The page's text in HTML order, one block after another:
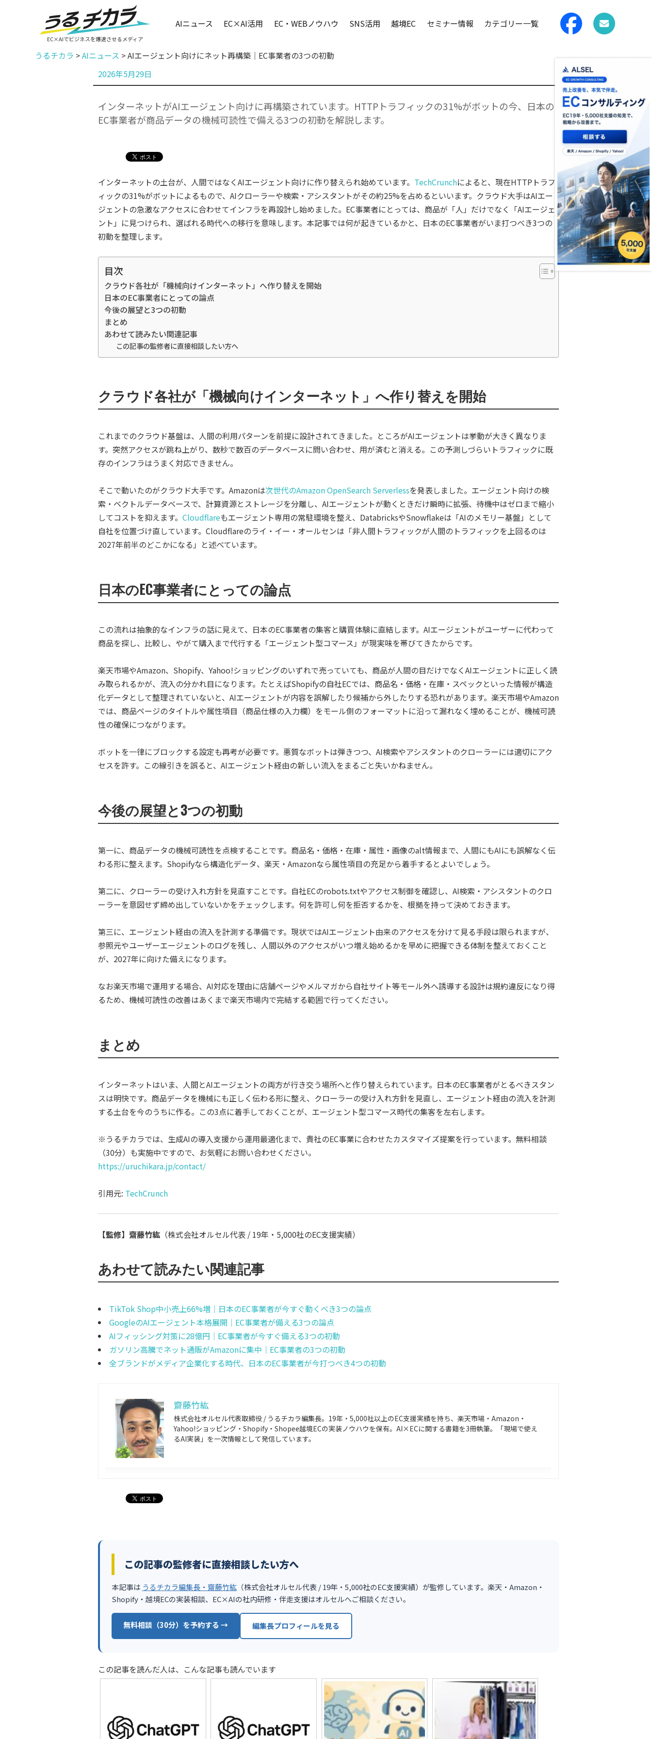
EC×AIでビジネスを爆速させるメディア
AIニュース EC×AI活用 EC・WEBノウハウ SNS活用 越境EC セミナー情報 カテゴリー一覧
うるチカラ >AIニュース >AIエージェント向けにネット再構築｜EC事業者の3つの初動
インターネットがAIエージェント向けに再構築されています。HTTPトラフィックの31%がボットの今、日本の
EC事業者が商品データの機械可読性で備える3つの初動を解説します。
投
稿
日:
2026年5月29日
インターネットの土台が、人間ではなくAIエージェント向けに作り替えられ始めています。 TechCrunchによると、現在HTTPトラフ
ィックの31%がボットによるもので、AIクローラーや検索・アシスタントがその約25%を占めるといいます。クラウド大手はAIエー
ジェントの急激なアクセスに合わせてインフラを再設計し始めました。EC事業者にとっては、商品が「人」だけでなく「AIエージェ
ント」に見つけられ、選ばれる時代への移行を意味します。本記事では何が起きているかと、日本のEC事業者がいま打つべき3つの
初動を整理します。
目次
クラウド各社が「機械向けインターネット」へ作り替えを開始
日本のEC事業者にとっての論点
今後の展望と3つの初動
まとめ
あわせて読みたい関連記事
この記事の監修者に直接相談したい方へ
クラウド各社が「機械向けインターネット」へ作り替えを開始
これまでのクラウド基盤は、人間の利用パターンを前提に設計されてきました。ところがAIエージェントは挙動が大きく異なりま
す。突然アクセスが跳ね上がり、数秒で数百のデータベースに問い合わせ、用が済むと消える。この予測しづらいトラフィックに既
存のインフラはうまく対応できません。
そこで動いたのがクラウド大手です。Amazonは次世代のAmazon OpenSearch Serverlessを発表しました。エージェント向けの検
索・ベクトルデータベースで、計算資源とストレージを分離し、AIエージェントが動くときだけ瞬時に拡張、待機中はゼロまで縮小
してコストを抑えます。 Cloudflareもエージェント専用の常駐環境を整え、DatabricksやSnowflakeは「AIのメモリー基盤」として
自社を位置づけ直しています。Cloudflareのライ・イー・オールセンは「非人間トラフィックが人間のトラフィックを上回るのは
2027年前半のどこかになる」と述べています。
日本のEC事業者にとっての論点
この流れは抽象的なインフラの話に見えて、日本のEC事業者の集客と購買体験に直結します。AIエージェントがユーザーに代わって
商品を探し、比較し、やがて購入まで代行する「エージェント型コマース」が現実味を帯びてきたからです。
楽天市場やAmazon、Shopify、Yahoo!ショッピングのいずれで売っていても、商品が人間の目だけでなくAIエージェントに正しく読
み取られるかが、流入の分かれ目になります。たとえばShopifyの自社ECでは、商品名・価格・在庫・スペックといった情報が構造
化データとして整理されていないと、AIエージェントが内容を誤解したり候補から外したりする恐れがあります。楽天市場やAmazon
では、商品ページのタイトルや属性項目（商品仕様の入力欄）をモール側のフォーマットに沿って漏れなく埋めることが、機械可読
性の確保につながります。
ボットを一律にブロックする設定も再考が必要です。悪質なボットは弾きつつ、AI検索やアシスタントのクローラーには適切にアク
セスを許す。この線引きを誤ると、AIエージェント経由の新しい流入をまるごと失いかねません。
今後の展望と3つの初動
第一に、商品データの機械可読性を点検することです。商品名・価格・在庫・属性・画像のalt情報まで、人間にもAIにも誤解なく伝
わる形に整えます。Shopifyなら構造化データ、楽天・Amazonなら属性項目の充足から着手するとよいでしょう。
第二に、クローラーの受け入れ方針を見直すことです。自社ECのrobots.txtやアクセス制御を確認し、AI検索・アシスタントのクロ
ーラーを意図せず締め出していないかをチェックします。何を許可し何を拒否するかを、根拠を持って決めておきます。
第三に、エージェント経由の流入を計測する準備です。現状ではAIエージェント由来のアクセスを分けて見る手段は限られますが、
参照元やユーザーエージェントのログを残し、人間以外のアクセスがいつ増え始めるかを早めに把握できる体制を整えておくこと
が、2027年に向けた備えになります。
なお楽天市場で運用する場合、AI対応を理由に店舗ページやメルマガから自社サイト等モール外へ誘導する設計は規約違反になり得
るため、機械可読性の改善はあくまで楽天市場内で完結する範囲で行ってください。
まとめ
インターネットはいま、人間とAIエージェントの両方が行き交う場所へと作り替えられています。日本のEC事業者がとるべきスタン
スは明快です。商品データを機械にも正しく伝わる形に整え、クローラーの受け入れ方針を見直し、エージェント経由の流入を計測
する土台を今のうちに作る。この3点に着手しておくことが、エージェント型コマース時代の集客を左右します。
※うるチカラでは、生成AIの導入支援から運用最適化まで、貴社のEC事業に合わせたカスタマイズ提案を行っています。無料相談
（30分）も実施中ですので、お気軽にお問い合わせください。
https://uruchikara.jp/contact/
引用元: TechCrunch
【監修】齋藤竹紘（株式会社オルセル代表 / 19年・5,000社のEC支援実績）
あわせて読みたい関連記事
TikTok Shop中小売上66%増｜日本のEC事業者が今すぐ動くべき3つの論点
GoogleのAIエージェント本格展開｜EC事業者が備える3つの論点
AIフィッシング対策に28億円｜EC事業者が今すぐ備える3つの初動
ガソリン高騰でネット通販がAmazonに集中｜EC事業者の3つの初動
全ブランドがメディア企業化する時代、日本のEC事業者が今打つべき4つの初動
齋藤竹紘
株式会社オルセル代表取締役 / うるチカラ編集長。19年・5,000社以上のEC支援実績を持ち、楽天市場・Amazon・
Yahoo!ショッピング・Shopify・Shopee越境ECの実装ノウハウを保有。AI×ECに関する書籍を3冊執筆。「現場で使え
るAI実装」を一次情報として発信しています。
この記事の監修者に直接相談したい方へ
本記事は うるチカラ編集長・齋藤竹紘（株式会社オルセル代表 / 19年・5,000社のEC支援実績）が監修しています。楽天・Amazon・
Shopify・越境ECの実装相談、EC×AIの社内研修・伴走支援はオルセルへご相談ください。
無料相談（30分）を予約する → 編集長プロフィールを見る
この記事を読んだ人は、こんな記事も読んでいます